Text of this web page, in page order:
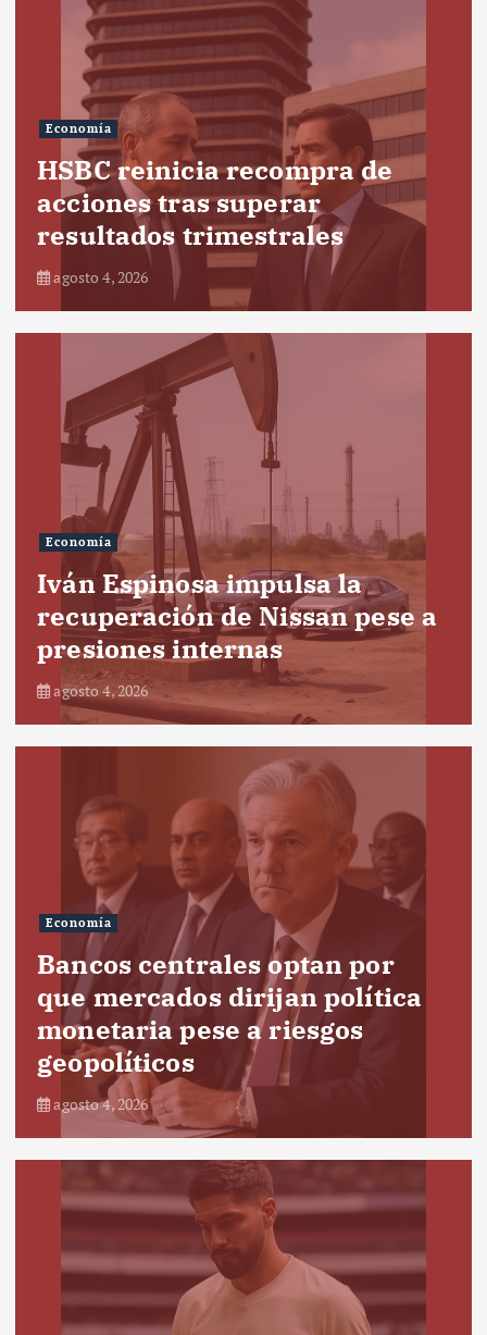
Economía
HSBC reinicia recompra de
acciones tras superar
resultados trimestrales
agosto 4, 2026
Economía
Iván Espinosa impulsa la
recuperación de Nissan pese a
presiones internas
agosto 4, 2026
Economía
Bancos centrales optan por
que mercados dirijan política
monetaria pese a riesgos
geopolíticos
agosto 4, 2026